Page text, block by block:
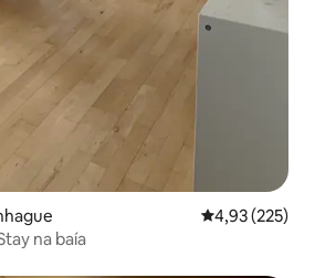
4,93 de uma
4,93 (225)
na baía